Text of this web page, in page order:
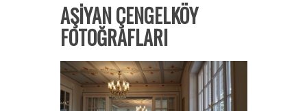
AŞİYAN ÇENGELKÖY
FOTOĞRAFLARI